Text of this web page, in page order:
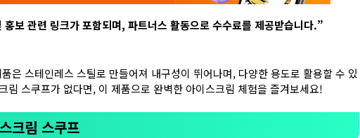
보 관련 링크가 포함되며, 파트너스 활동으로 수수료를 제공받습니다.”
은 스테인레스 스틸로 만들어져 내구성이 뛰어나며, 다양한 용도로 활용할 수 있
림 스쿠프가 없다면, 이 제품으로 완벽한 아이스크림 체험을 즐겨보세요!
크림 스쿠프